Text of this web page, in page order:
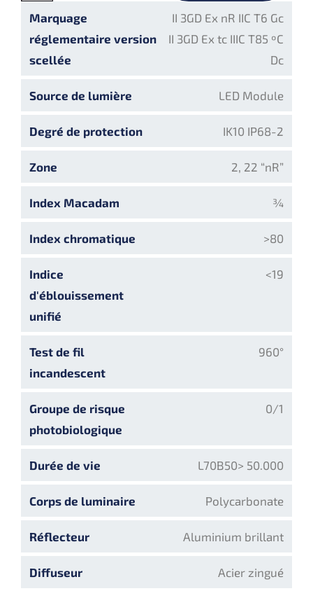
Marquage
réglementaire version
scellée
II 3GD Ex nR IIC T6 Gc
II 3GD Ex tc IIIC T85 ºC
Dc
Source de lumière LED Module
Degré de protection IK10 IP68-2
Zone 2, 22 “nR”
Index Macadam ¾
Index chromatique >80
Indice
d'éblouissement
unifié
<19
Test de fil
incandescent
960°
Groupe de risque
photobiologique
0/1
Durée de vie L70B50> 50.000
Corps de luminaire Polycarbonate
Réflecteur Aluminium brillant
Diffuseur Acier zingué